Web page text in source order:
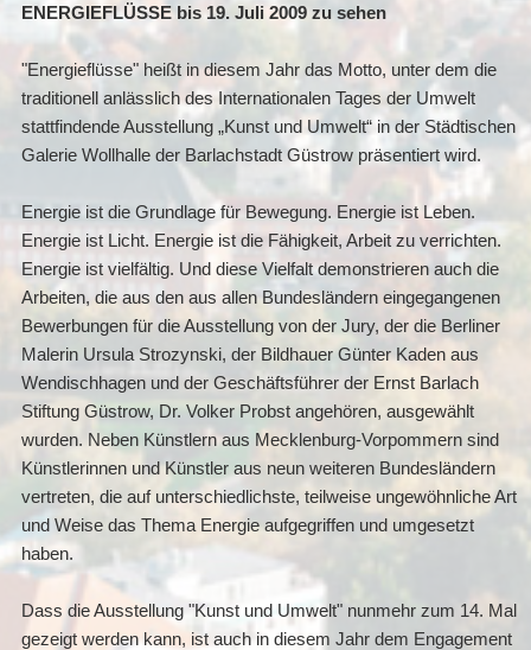
ENERGIEFLÜSSE bis 19. Juli 2009 zu sehen
"Energieflüsse" heißt in diesem Jahr das Motto, unter dem die
traditionell anlässlich des Internationalen Tages der Umwelt
stattfindende Ausstellung „Kunst und Umwelt“ in der Städtischen
Galerie Wollhalle der Barlachstadt Güstrow präsentiert wird.
Energie ist die Grundlage für Bewegung. Energie ist Leben.
Energie ist Licht. Energie ist die Fähigkeit, Arbeit zu verrichten.
Energie ist vielfältig. Und diese Vielfalt demonstrieren auch die
Arbeiten, die aus den aus allen Bundesländern eingegangenen
Bewerbungen für die Ausstellung von der Jury, der die Berliner
Malerin Ursula Strozynski, der Bildhauer Günter Kaden aus
Wendischhagen und der Geschäftsführer der Ernst Barlach
Stiftung Güstrow, Dr. Volker Probst angehören, ausgewählt
wurden. Neben Künstlern aus Mecklenburg-Vorpommern sind
Künstlerinnen und Künstler aus neun weiteren Bundesländern
vertreten, die auf unterschiedlichste, teilweise ungewöhnliche Art
und Weise das Thema Energie aufgegriffen und umgesetzt
haben.
Dass die Ausstellung "Kunst und Umwelt" nunmehr zum 14. Mal
gezeigt werden kann, ist auch in diesem Jahr dem Engagement